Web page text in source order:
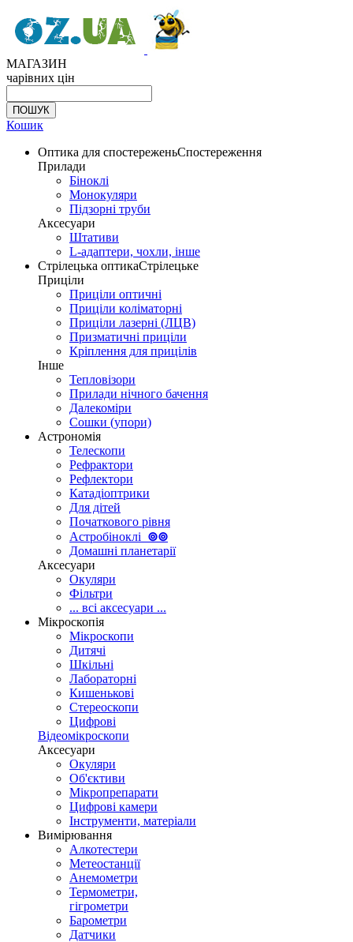
МАГАЗИН
чарівних цін
Кошик
Оптика для спостереженьСпостереження
Прилади
Біноклі
Монокуляри
Підзорні труби
Аксесуари
Штативи
L-адаптери, чохли, інше
Стрілецька оптикаСтрілецьке
Приціли
Приціли оптичні
Приціли коліматорні
Приціли лазерні (ЛЦВ)
Призматичні приціли
Кріплення для прицілів
Інше
Тепловізори
Прилади нічного бачення
Далекоміри
Сошки (упори)
Астрономія
Телескопи
Рефрактори
Рефлектори
Катадіоптрики
Для дітей
Початкового рівня
Астробіноклі ⊚⊚
Домашні планетарії
Аксесуари
Окуляри
Фільтри
... всі аксесуари ...
Мікроскопія
Мікроскопи
Дитячі
Шкільні
Лабораторні
Кишенькові
Стереоскопи
Цифрові
Відеомікроскопи
Аксесуари
Окуляри
Об'єктиви
Мікропрепарати
Цифрові камери
Інструменти, матеріали
Вимірювання
Алкотестери
Метеостанції
Анемометри
Термометри,
гігрометри
Барометри
Датчики